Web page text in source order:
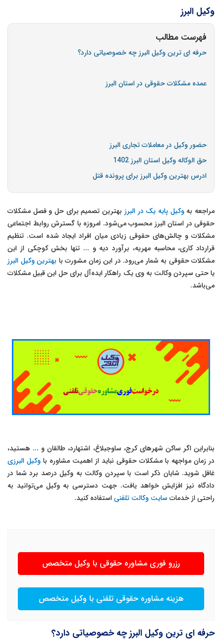
وکیل البرز
فهرست مطالب
حرفه ای ترین وکیل البرز چه خصوصیاتی دارد؟
عمده مشکلات حقوقی در استان البرز
حضور وکیل در معاملات تجاری البرز
حق الوکاله وکیل استان البرز 1402
ادرس بهترین وکیل البرز برای پرونده قتل
مراجعه بهوکیل پایه یک در البرز بهترین تصمیم برای حل و فصل مشکلات
حقوقی در استان البرز محسوب می‌شود. امروزه با گسترش روابط اجتماعی
مشکلات و چالش‌های حقوقی زیادی میان افراد ایجاد شده است. تنظیم
قرارداد کاری، محاسبه مهریه، برآورد دیه و ... تنها بخش کوچکی از این
مشکلات حقوقی به شمار می‌رود. در این زمان مشورت با بهترین وکیل البرز
یا حتی سپردن وکالت به وی یک راهکار ایده‌آل برای حل این قبیل مشکلات
می‌باشد.
بنابراین اگر ساکن شهرهای کرج، ساوجبلاغ، اشتهارد، طالقان و ... هستید،
در زمان مواجهه با مشکلات حقوقی نباید از اهمیت مشاوره با وکیل البرزی
غافل شوید. شایان ذکر است با سپردن وکالت به وکیل درصد برد شما در
دادگاه نیز افزایش خواهد یافت. جهت دسترسی به وکیل می‌توانید به
راحتی از خدماتسایت وکالت تلفنیاستفاده کنید.
رزرو فوری مشاوره حقوقی با وکیل متخصص
هزینه مشاوره حقوقی تلفنی با وکیل متخصص
حرفه ای ترین وکیل البرز چه خصوصیاتی دارد؟